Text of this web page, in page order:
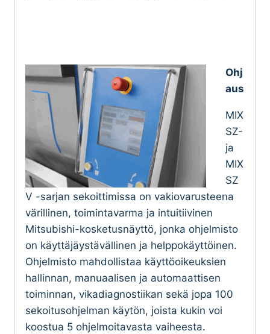
Ohj
aus
MIX
SZ-
ja
MIX
SZ
V -sarjan sekoittimissa on vakiovarusteena
värillinen, toimintavarma ja intuitiivinen
Mitsubishi-kosketusnäyttö, jonka ohjelmisto
on käyttäjäystävällinen ja helppokäyttöinen.
Ohjelmisto mahdollistaa käyttöoikeuksien
hallinnan, manuaalisen ja automaattisen
toiminnan, vikadiagnostiikan sekä jopa 100
sekoitusohjelman käytön, joista kukin voi
koostua 5 ohjelmoitavasta vaiheesta.